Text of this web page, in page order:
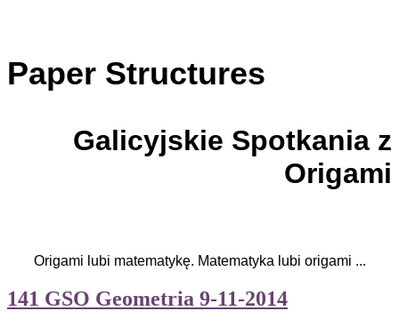
Paper Structures
Galicyjskie Spotkania z
Origami
Origami lubi matematykę. Matematyka lubi origami ...
141 GSO Geometria 9-11-2014